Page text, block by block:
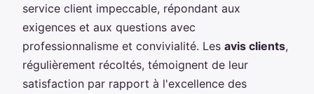
service client impeccable, répondant aux
exigences et aux questions avec
professionnalisme et convivialité. Les avis clients,
régulièrement récoltés, témoignent de leur
satisfaction par rapport à l'excellence des